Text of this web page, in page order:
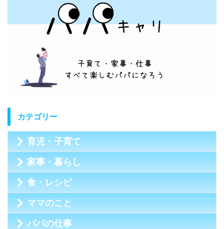
カテゴリー
育児・子育て
家事・暮らし
食・レシピ
ママのこと
パパの仕事